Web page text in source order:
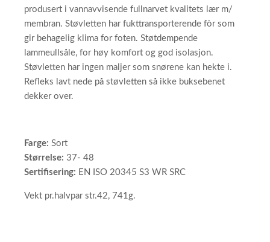
produsert i vannavvisende fullnarvet kvalitets lær m/
membran. Støvletten har fukttransporterende fòr som
gir behagelig klima for foten. Støtdempende
lammeullsåle, for høy komfort og god isolasjon.
Støvletten har ingen maljer som snørene kan hekte i.
Refleks lavt nede på støvletten så ikke buksebenet
dekker over.
Farge: Sort
Størrelse: 37- 48
Sertifisering: EN ISO 20345 S3 WR SRC
Vekt pr.halvpar str.42, 741g.